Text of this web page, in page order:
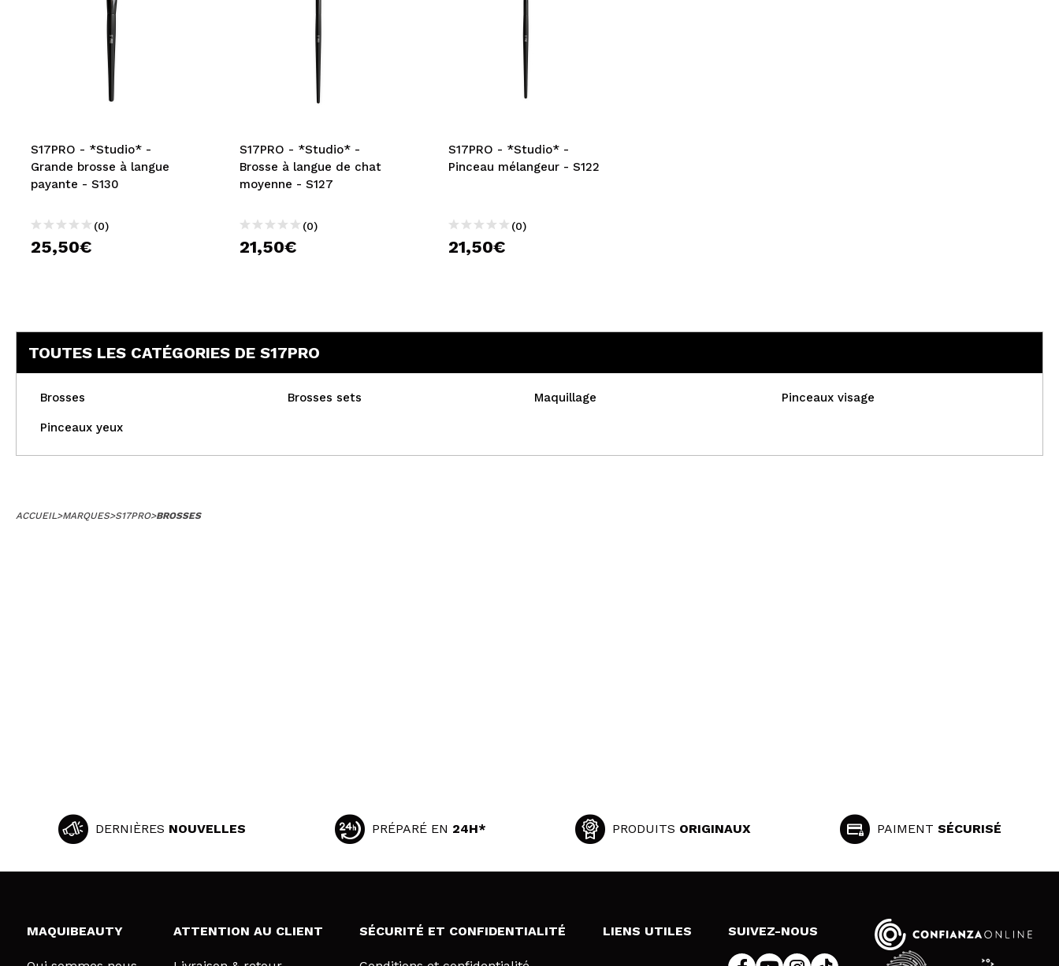
S17PRO - *Studio* -
Grande brosse à langue
payante - S130
(0)
25,50€
S17PRO - *Studio* -
Brosse à langue de chat
moyenne - S127
(0)
21,50€
S17PRO - *Studio* -
Pinceau mélangeur - S122
(0)
21,50€
TOUTES LES CATÉGORIES DE S17PRO
Brosses Brosses sets Maquillage Pinceaux visage
Pinceaux yeux
ACCUEIL>MARQUES>S17PRO>BROSSES
DERNIÈRES NOUVELLES PRÉPARÉ EN 24H* PRODUITS ORIGINAUX PAIMENT SÉCURISÉ
MAQUIBEAUTY ATTENTION AU CLIENT SÉCURITÉ ET CONFIDENTIALITÉ LIENS UTILES SUIVEZ-NOUS